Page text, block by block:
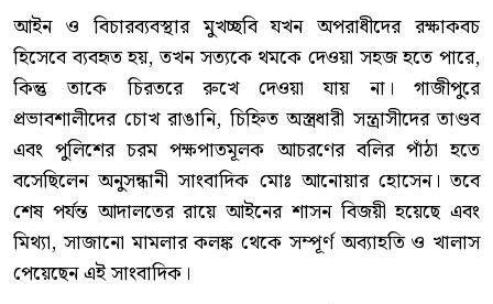
আইন ও বিচারব্যবস্থার মুখচ্ছবি যখন অপরাধীদের রক্ষাকবচ
হিসেবে ব্যবহৃত হয়, তখন সত্যকে থমকে দেওয়া সহজ হতে পারে,
কিন্তু তাকে চিরতরে রুখে দেওয়া যায় না। গাজীপুরে
প্রভাবশালীদের চোখ রাঙানি, চিহ্নিত অস্ত্রধারী সন্ত্রাসীদের তাণ্ডব
এবং পুলিশের চরম পক্ষপাতমূলক আচরণের বলির পাঁঠা হতে
বসেছিলেন অনুসন্ধানী সাংবাদিক মোঃ আনোয়ার হোসেন। তবে
শেষ পর্যন্ত আদালতের রায়ে আইনের শাসন বিজয়ী হয়েছে এবং
মিথ্যা, সাজানো মামলার কলঙ্ক থেকে সম্পূর্ণ অব্যাহতি ও খালাস
পেয়েছেন এই সাংবাদিক।